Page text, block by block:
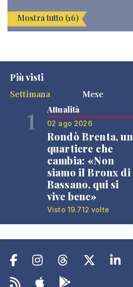
Mostra tutto (16)
Più visti
Settimana
Mese
1 Attualità
02 ago 2026
Rondò Brenta, un
quartiere che
cambia: «Non
siamo il Bronx di
Bassano, qui si
vive bene»
Visto 19.712 volte